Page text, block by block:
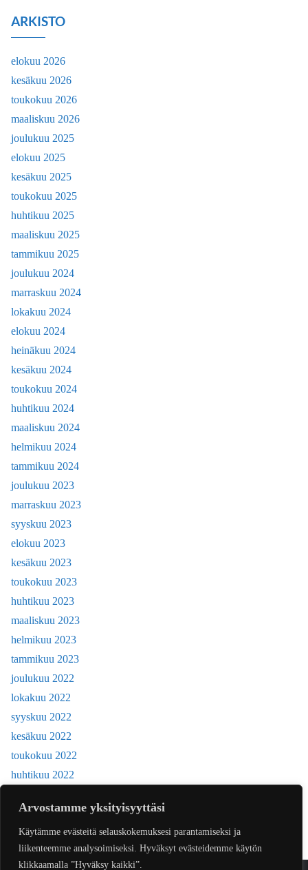
Arvostamme yksityisyyttäsi
Käytämme evästeitä selauskokemuksesi parantamiseksi ja
liikenteemme analysoimiseksi. Hyväksyt evästeidemme käytön
klikkaamalla ”Hyväksy kaikki”.
ARKISTO
elokuu 2026
kesäkuu 2026
toukokuu 2026
maaliskuu 2026
joulukuu 2025
elokuu 2025
kesäkuu 2025
toukokuu 2025
huhtikuu 2025
maaliskuu 2025
tammikuu 2025
joulukuu 2024
marraskuu 2024
lokakuu 2024
elokuu 2024
heinäkuu 2024
kesäkuu 2024
toukokuu 2024
huhtikuu 2024
maaliskuu 2024
helmikuu 2024
tammikuu 2024
joulukuu 2023
marraskuu 2023
syyskuu 2023
elokuu 2023
kesäkuu 2023
toukokuu 2023
huhtikuu 2023
maaliskuu 2023
helmikuu 2023
tammikuu 2023
joulukuu 2022
lokakuu 2022
syyskuu 2022
kesäkuu 2022
toukokuu 2022
huhtikuu 2022